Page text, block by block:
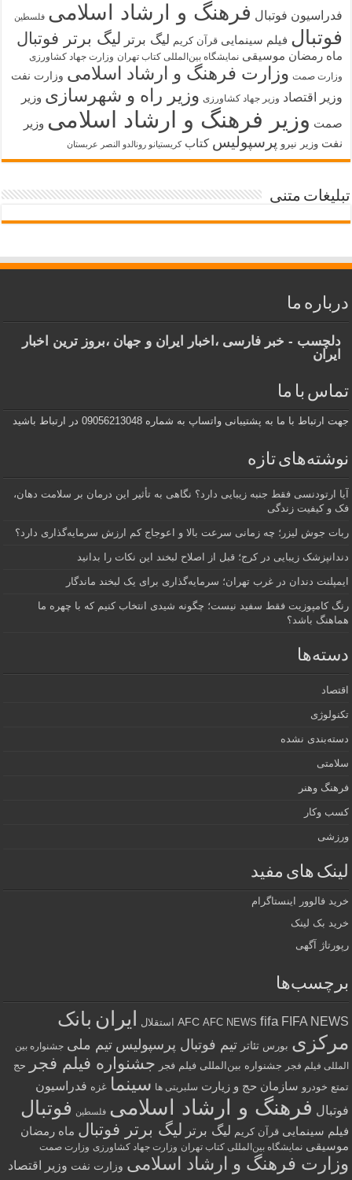
فدراسیون فوتبال فرهنگ و ارشاد اسلامی فلسطین
فوتبال فیلم سینمایی قرآن کریم لیگ برتر لیگ برتر فوتبال
ماه رمضان موسیقی نمایشگاه بین‌المللی کتاب تهران وزارت جهاد کشاورزی
وزارت صمت وزارت فرهنگ و ارشاد اسلامی وزارت نفت
وزیر اقتصاد وزیر جهاد کشاورزی وزیر راه و شهرسازی وزیر
صمت وزیر فرهنگ و ارشاد اسلامی وزیر
نفت وزیر نیرو پرسپولیس کتاب کریستیانو رونالدو النصر عربستان
تبلیغات متنی
درباره ما
دلچسب - خبر فارسی ،اخبار ایران و جهان ،بروز ترین اخبار
ایران
تماس با ما
جهت ارتباط با ما به پشتیبانی واتساپ به شماره 09056213048 در ارتباط باشید
نوشته‌های تازه
آیا ارتودنسی فقط جنبه زیبایی دارد؟ نگاهی به تأثیر این درمان بر سلامت دهان،
فک و کیفیت زندگی
ربات جوش لیزر؛ چه زمانی سرعت بالا و اعوجاج کم ارزش سرمایه‌گذاری دارد؟
دندانپزشک زیبایی در کرج؛ قبل از اصلاح لبخند این نکات را بدانید
ایمپلنت دندان در غرب تهران؛ سرمایه‌گذاری برای یک لبخند ماندگار
رنگ کامپوزیت فقط سفید نیست؛ چگونه شیدی انتخاب کنیم که با چهره ما
هماهنگ باشد؟
دسته‌ها
اقتصاد
تکنولوژی
دسته‌بندی نشده
سلامتی
فرهنگ وهنر
کسب وکار
ورزشی
لینک های مفید
خرید فالوور اینستاگرام
خرید بک لینک
رپورتاژ آگهی
برچسب‌ها
AFC AFC NEWS fifa FIFA NEWS استقلال ایران بانک
مرکزی بورس تئاتر تیم فوتبال پرسپولیس تیم ملی جشنواره بین
المللی فیلم فجر جشنواره بین‌المللی فیلم فجر جشنواره فیلم فجر
حج
تمتع خودرو سازمان حج و زیارت سلبریتی ها سینما غزه فدراسیون
فوتبال فرهنگ و ارشاد اسلامی فلسطین فوتبال
فیلم سینمایی قرآن کریم لیگ برتر لیگ برتر فوتبال ماه رمضان
موسیقی نمایشگاه بین‌المللی کتاب تهران وزارت جهاد کشاورزی وزارت صمت
وزارت فرهنگ و ارشاد اسلامی وزارت نفت وزیر اقتصاد